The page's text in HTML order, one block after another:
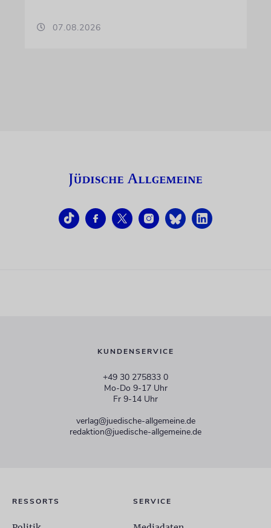
07.08.2026
KUNDENSERVICE
+49 30 275833 0
Mo-Do 9-17 Uhr
Fr 9-14 Uhr
verlag@juedische-allgemeine.de
redaktion@juedische-allgemeine.de
RESSORTS SERVICE